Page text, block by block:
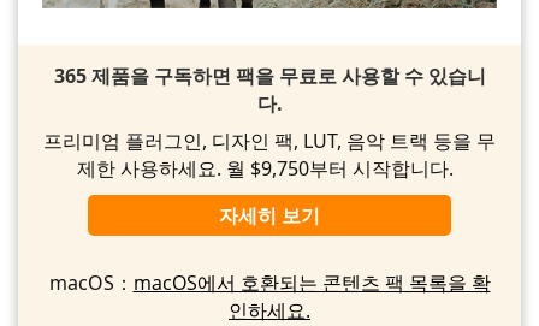
365 제품을 구독하면 팩을 무료로 사용할 수 있습니
다.
프리미엄 플러그인, 디자인 팩, LUT, 음악 트랙 등을 무
제한 사용하세요. 월 $9,750부터 시작합니다.
자세히 보기
macOS： macOS에서 호환되는 콘텐츠 팩 목록을 확
인하세요.